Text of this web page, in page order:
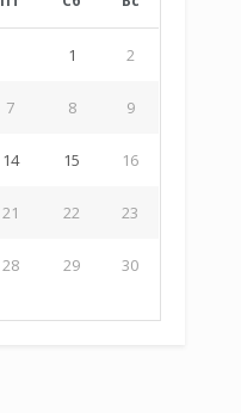
1 2
7 8 9
14 15 16
21 22 23
28 29 30